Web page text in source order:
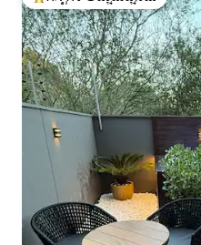
ಗೆಸ್ಟ್‌ಗಳಿಗೆ ಅತಿ ಹೆಚ್ಚು ಅಚ್ಚುಮೆಚ್ಚಿನದು